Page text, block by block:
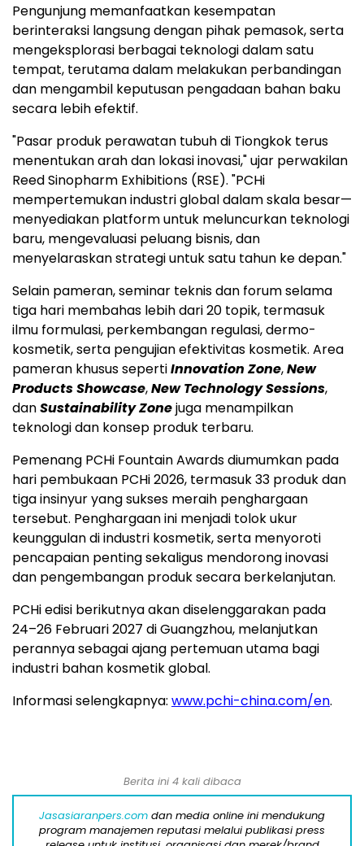
Pengunjung memanfaatkan kesempatan
berinteraksi langsung dengan pihak pemasok, serta
mengeksplorasi berbagai teknologi dalam satu
tempat, terutama dalam melakukan perbandingan
dan mengambil keputusan pengadaan bahan baku
secara lebih efektif.
"Pasar produk perawatan tubuh di Tiongkok terus
menentukan arah dan lokasi inovasi," ujar perwakilan
Reed Sinopharm Exhibitions (RSE). "PCHi
mempertemukan industri global dalam skala besar—
menyediakan platform untuk meluncurkan teknologi
baru, mengevaluasi peluang bisnis, dan
menyelaraskan strategi untuk satu tahun ke depan."
Selain pameran, seminar teknis dan forum selama
tiga hari membahas lebih dari 20 topik, termasuk
ilmu formulasi, perkembangan regulasi, dermo-
kosmetik, serta pengujian efektivitas kosmetik. Area
pameran khusus sepertiInnovation Zone,New
Products Showcase,New Technology Sessions,
danSustainability Zonejuga menampilkan
teknologi dan konsep produk terbaru.
Pemenang PCHi Fountain Awards diumumkan pada
hari pembukaan PCHi 2026, termasuk 33 produk dan
tiga insinyur yang sukses meraih penghargaan
tersebut. Penghargaan ini menjadi tolok ukur
keunggulan di industri kosmetik, serta menyoroti
pencapaian penting sekaligus mendorong inovasi
dan pengembangan produk secara berkelanjutan.
PCHi edisi berikutnya akan diselenggarakan pada
24–26 Februari 2027 di Guangzhou, melanjutkan
perannya sebagai ajang pertemuan utama bagi
industri bahan kosmetik global.
Informasi selengkapnya: www.pchi-china.com/en.
Berita ini 4 kali dibaca
Jasasiaranpers.com dan media online ini mendukung
program manajemen reputasi melalui publikasi press